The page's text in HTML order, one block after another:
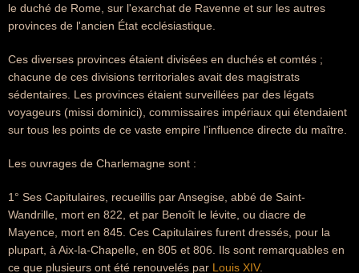
le duché de Rome, sur l'exarchat de Ravenne et sur les autres
provinces de l'ancien État ecclésiastique.
Ces diverses provinces étaient divisées en duchés et comtés ;
chacune de ces divisions territoriales avait des magistrats
sédentaires. Les provinces étaient surveillées par des légats
voyageurs (missi dominici), commissaires impériaux qui étendaient
sur tous les points de ce vaste empire l'influence directe du maître.
Les ouvrages de Charlemagne sont :
1° Ses Capitulaires, recueillis par Ansegise, abbé de Saint-
Wandrille, mort en 822, et par Benoît le lévite, ou diacre de
Mayence, mort en 845. Ces Capitulaires furent dressés, pour la
plupart, à Aix-la-Chapelle, en 805 et 806. Ils sont remarquables en
ce que plusieurs ont été renouvelés par Louis XIV.